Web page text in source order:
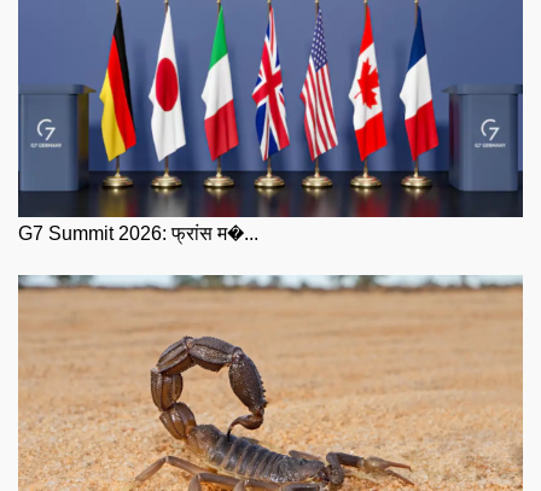
G7 Summit 2026: फ्रांस म�...